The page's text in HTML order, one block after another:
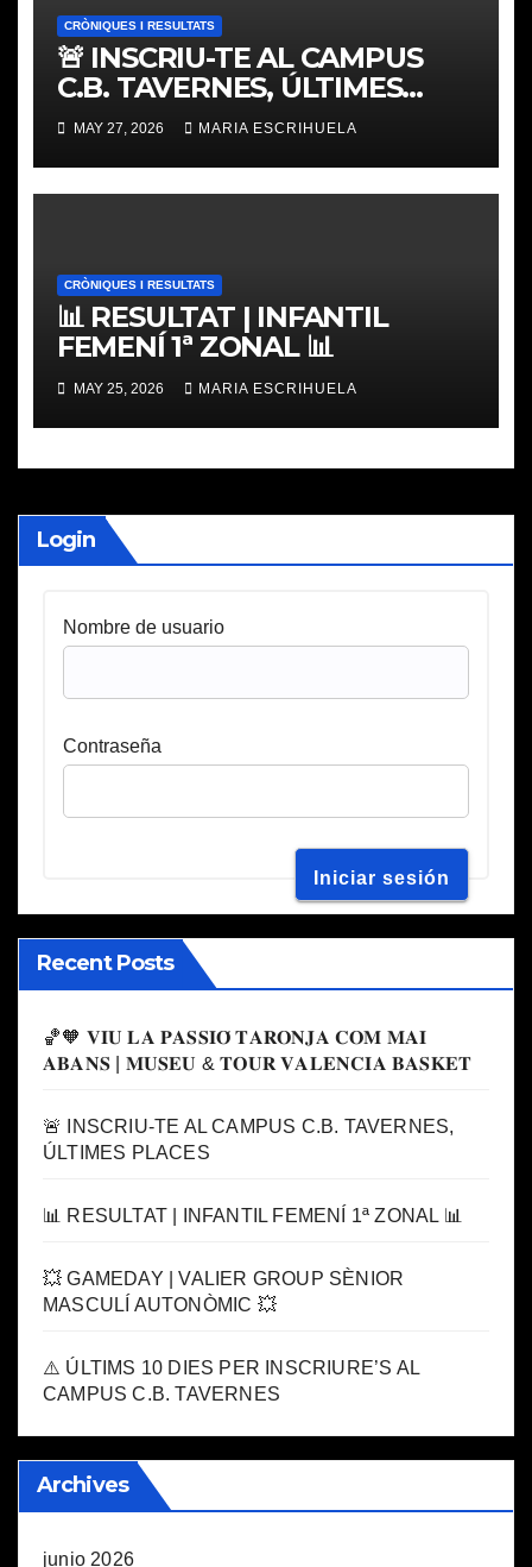
CRÒNIQUES I RESULTATS
🚨 INSCRIU-TE AL CAMPUS
C.B. TAVERNES, ÚLTIMES
PLACES
MAY 27, 2026 MARIA ESCRIHUELA
CRÒNIQUES I RESULTATS
📊 RESULTAT | INFANTIL
FEMENÍ 1ª ZONAL 📊
MAY 25, 2026 MARIA ESCRIHUELA
Login
Nombre de usuario
Contraseña
Recent Posts
🏀🧡 𝐕𝐈𝐔 𝐋𝐀 𝐏𝐀𝐒𝐒𝐈𝐎́ 𝐓𝐀𝐑𝐎𝐍𝐉𝐀 𝐂𝐎𝐌 𝐌𝐀𝐈
𝐀𝐁𝐀𝐍𝐒 | 𝐌𝐔𝐒𝐄𝐔 & 𝐓𝐎𝐔𝐑 𝐕𝐀𝐋𝐄𝐍𝐂𝐈𝐀 𝐁𝐀𝐒𝐊𝐄𝐓
🚨 INSCRIU-TE AL CAMPUS C.B. TAVERNES,
ÚLTIMES PLACES
📊 RESULTAT | INFANTIL FEMENÍ 1ª ZONAL 📊
💥 GAMEDAY | VALIER GROUP SÈNIOR
MASCULÍ AUTONÒMIC 💥
⚠️ ÚLTIMS 10 DIES PER INSCRIURE’S AL
CAMPUS C.B. TAVERNES
Archives
junio 2026